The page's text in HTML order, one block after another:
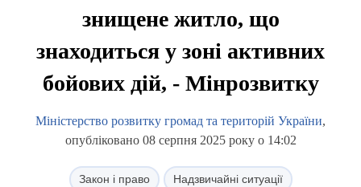
знищене житло, що
знаходиться у зоні активних
бойових дій, - Мінрозвитку
Міністерство розвитку громад та територій України,
опубліковано 08 серпня 2025 року о 14:02
Закон і право Надзвичайні ситуації